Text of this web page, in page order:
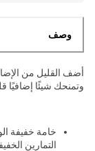
وصف
أضف القليل من
وتمنحك شيئًا إضافيًا
خامة خفيفة
التمارين